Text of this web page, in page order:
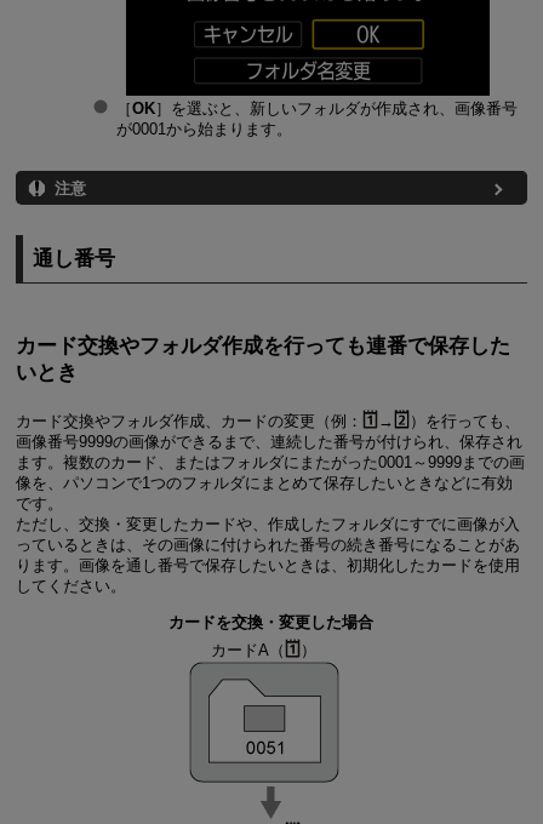
［OK］を選ぶと、新しいフォルダが作成され、画像番号
が0001から始まります。
注意
通し番号
カード交換やフォルダ作成を行っても連番で保存した
いとき
カード交換やフォルダ作成、カードの変更（例： →
）を行っても、
画像番号9999の画像ができるまで、連続した番号が付けられ、保存され
ます。複数のカード、またはフォルダにまたがった0001～9999までの画
像を、パソコンで1つのフォルダにまとめて保存したいときなどに有効
です。
ただし、交換・変更したカードや、作成したフォルダにすでに画像が入
っているときは、その画像に付けられた番号の続き番号になることがあ
ります。画像を通し番号で保存したいときは、初期化したカードを使用
してください。
カードを交換・変更した場合
カードA（
）